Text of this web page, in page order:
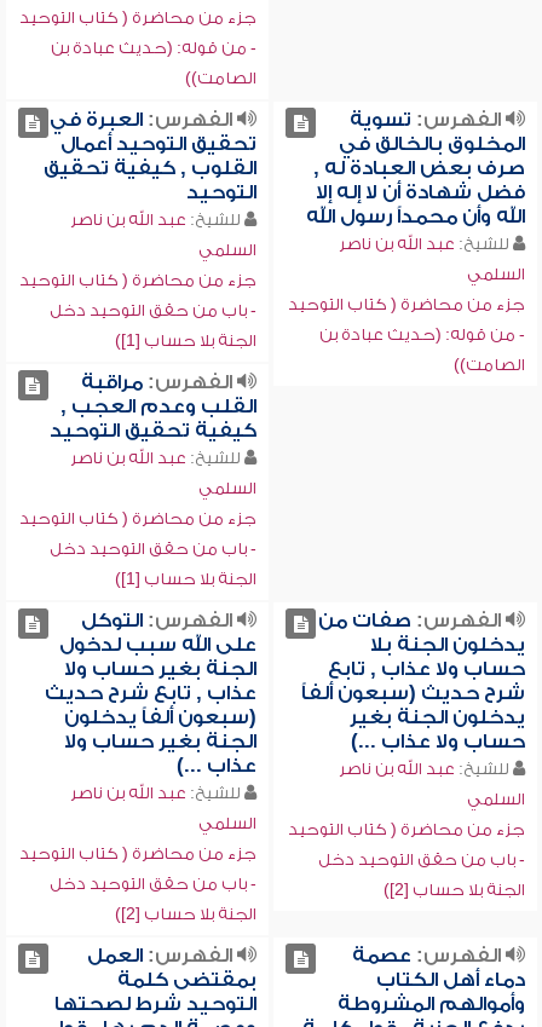
جزء من محاضرة ( كتاب التوحيد
- من قوله: (حديث عبادة بن
الصامت))
الفهرس: تسوية
المخلوق بالخالق في
صرف بعض العبادة له ,
فضل شهادة أن لا إله إلا
الله وأن محمداً رسول الله
للشيخ: عبد الله بن ناصر
السلمي
جزء من محاضرة ( كتاب التوحيد
- من قوله: (حديث عبادة بن
الصامت))
الفهرس:العبرة في
تحقيق التوحيد أعمال
القلوب , كيفية تحقيق
التوحيد
للشيخ: عبد الله بن ناصر
السلمي
جزء من محاضرة ( كتاب التوحيد
- باب من حقق التوحيد دخل
الجنة بلا حساب [1])
الفهرس:مراقبة
القلب وعدم العجب ,
كيفية تحقيق التوحيد
للشيخ: عبد الله بن ناصر
السلمي
جزء من محاضرة ( كتاب التوحيد
- باب من حقق التوحيد دخل
الجنة بلا حساب [1])
الفهرس: صفات من
يدخلون الجنة بلا
حساب ولا عذاب , تابع
شرح حديث (سبعون ألفاً
يدخلون الجنة بغير
حساب ولا عذاب ...)
للشيخ: عبد الله بن ناصر
السلمي
جزء من محاضرة ( كتاب التوحيد
- باب من حقق التوحيد دخل
الجنة بلا حساب [2])
الفهرس:التوكل
على الله سبب لدخول
الجنة بغير حساب ولا
عذاب , تابع شرح حديث
(سبعون ألفاً يدخلون
الجنة بغير حساب ولا
عذاب ...)
للشيخ: عبد الله بن ناصر
السلمي
جزء من محاضرة ( كتاب التوحيد
- باب من حقق التوحيد دخل
الجنة بلا حساب [2])
الفهرس: عصمة
دماء أهل الكتاب
وأموالهم المشروطة
الفهرس:العمل
بمقتضى كلمة
التوحيد شرط لصحتها